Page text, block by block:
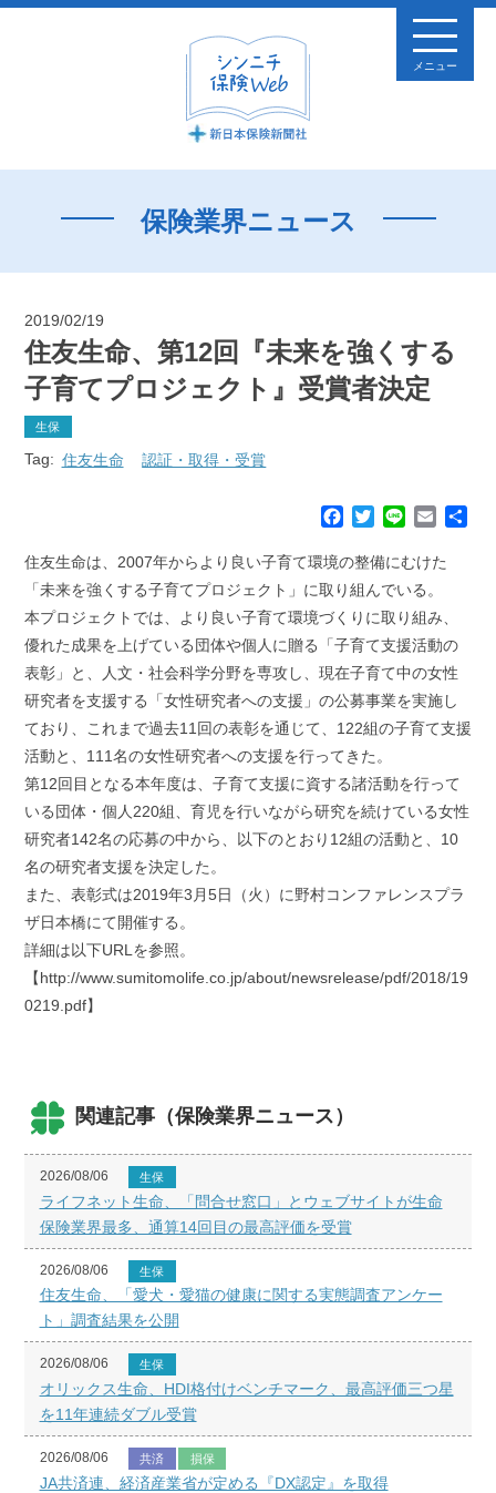
メニュー
保険業界ニュース
2019/02/19
住友生命、第12回『未来を強くする
子育てプロジェクト』受賞者決定
生保
Tag: 住友生命 認証・取得・受賞
c
e
o
o
k
T
i
e
r
n
e
E
a
住友生命は、2007年からより良い子育て環境の整備にむけた
「未来を強くする子育てプロジェクト」に取り組んでいる。
本プロジェクトでは、より良い子育て環境づくりに取り組み、
優れた成果を上げている団体や個人に贈る「子育て支援活動の
表彰」と、人文・社会科学分野を専攻し、現在子育て中の女性
研究者を支援する「女性研究者への支援」の公募事業を実施し
ており、これまで過去11回の表彰を通じて、122組の子育て支援
活動と、111名の女性研究者への支援を行ってきた。
第12回目となる本年度は、子育て支援に資する諸活動を行って
いる団体・個人220組、育児を行いながら研究を続けている女性
研究者142名の応募の中から、以下のとおり12組の活動と、10
名の研究者支援を決定した。
また、表彰式は2019年3月5日（火）に野村コンファレンスプラ
ザ日本橋にて開催する。
詳細は以下URLを参照。
【http://www.sumitomolife.co.jp/about/newsrelease/pdf/2018/19
0219.pdf】
関連記事（保険業界ニュース）
2026/08/06 生保
ライフネット生命、「問合せ窓口」とウェブサイトが生命
保険業界最多、通算14回目の最高評価を受賞
2026/08/06 生保
住友生命、「愛犬・愛猫の健康に関する実態調査アンケー
ト」調査結果を公開
2026/08/06 生保
オリックス生命、HDI格付けベンチマーク、最高評価三つ星
を11年連続ダブル受賞
2026/08/06 共済 損保
JA共済連、経済産業省が定める『DX認定』を取得